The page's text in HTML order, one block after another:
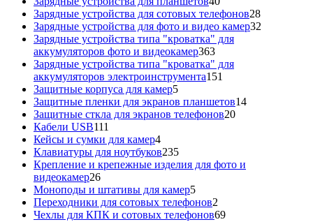
товаров
Зарядные устройства для сотовых телефонов2828
товаров
Зарядные устройства для фото и видео камер32
Зарядные устройства типа "кроватка" для
аккумуляторов фото и видеокамер363363
товара
Зарядные устройства типа "кроватка" для
аккумуляторов электроинструмента151
Защитные корпуса для камер55
товаров
Защитные пленки для экранов планшетов1414
Защитные сткла для экранов телефонов2020
Кабели USB111
товаров
Кейсы и сумки для камер44
товара
Клавиатуры для ноутбуков235235
товаров
Крепление и крепежные изделия для фото и
видеокамер2626
товаров
Моноподы и штативы для камер55
товаров
Переходники для сотовых телефонов2
товара
Чехлы для КПК и сотовых телефонов6969